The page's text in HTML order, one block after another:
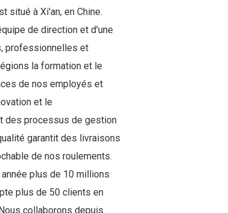
situé à Xi'an, en Chine.
de direction et d'une
professionnelles et
la formation et le
de nos employés et
et le
des processus de gestion
garantit des livraisons
de nos roulements.
plus de 10 millions
plus de 50 clients en
collaborons depuis